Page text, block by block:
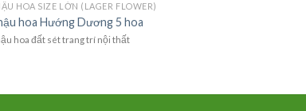
HOA SIZE LỚN (LAGER FLOWER)
hoa Hướng Dương 5 hoa
hoa đất sét trang trí nội thất